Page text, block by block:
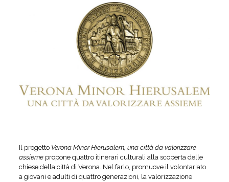
Il progetto Verona Minor Hierusalem, una città da valorizzare
assieme propone quattro itinerari culturali alla scoperta delle
chiese della città di Verona. Nel farlo, promuove il volontariato
a giovani e adulti di quattro generazioni, la valorizzazione